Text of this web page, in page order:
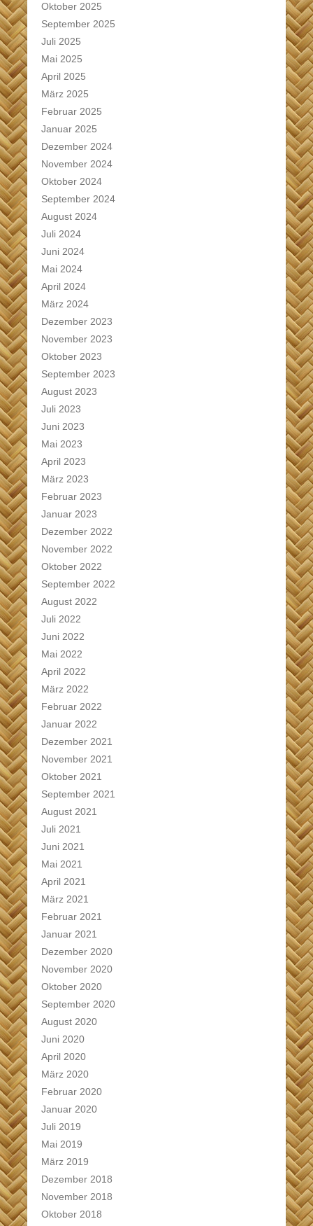
Oktober 2025
September 2025
Juli 2025
Mai 2025
April 2025
März 2025
Februar 2025
Januar 2025
Dezember 2024
November 2024
Oktober 2024
September 2024
August 2024
Juli 2024
Juni 2024
Mai 2024
April 2024
März 2024
Dezember 2023
November 2023
Oktober 2023
September 2023
August 2023
Juli 2023
Juni 2023
Mai 2023
April 2023
März 2023
Februar 2023
Januar 2023
Dezember 2022
November 2022
Oktober 2022
September 2022
August 2022
Juli 2022
Juni 2022
Mai 2022
April 2022
März 2022
Februar 2022
Januar 2022
Dezember 2021
November 2021
Oktober 2021
September 2021
August 2021
Juli 2021
Juni 2021
Mai 2021
April 2021
März 2021
Februar 2021
Januar 2021
Dezember 2020
November 2020
Oktober 2020
September 2020
August 2020
Juni 2020
April 2020
März 2020
Februar 2020
Januar 2020
Juli 2019
Mai 2019
März 2019
Dezember 2018
November 2018
Oktober 2018